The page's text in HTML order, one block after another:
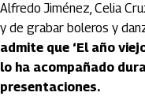
Alfredo Jiménez, Celia
y de grabar boleros y
admite que ‘El año
lo ha acompañado
presentaciones.